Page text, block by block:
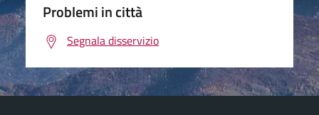
Problemi in città
Segnala disservizio